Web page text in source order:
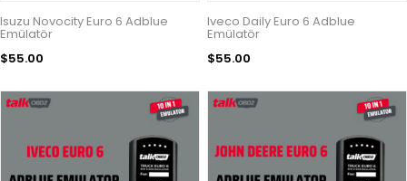
Isuzu Novocity Euro 6 Adblue
Emülatör
$55.00
Iveco Daily Euro 6 Adblue
Emülatör
$55.00